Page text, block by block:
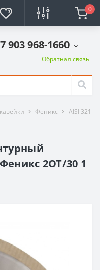
0
903 968-1660
Обратная связь
Феникс AISI 321 /
2ОТ/30 1